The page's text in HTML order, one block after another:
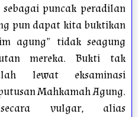
puncak peradilan
pun dapat kita buktikan
agung” tidak seagung
mereka. Bukti tak
lewat eksaminasi
Mahkamah Agung.
secara vulgar, alias